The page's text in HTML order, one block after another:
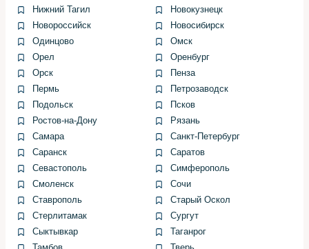
переходим к работе. Экономить на подборе цвета
нельзя: маленький нюанс виден сразу на солнце и при
искусственном свете.
Далее следует этап подготовки: обезжиривание,
нанесение адгезионного праймера, многослойная
грунтовка и шлифование между слоями. Базовый слой
наносится в несколько проходов с контролем толщины,
а прозрачный лак даёт глубину и защиту. После
полного отверждения поверхности проводится
полировка и проверка на предмет переходов и пятен.
Особенности лакокрасочных
материалов для Zeekr 001
Нижний Тагил
Новокузнецк
Новороссийск
Новосибирск
Одинцово
Омск
Орел
Оренбург
Орск
Пенза
Пермь
Петрозаводск
Подольск
Псков
Ростов-на-Дону
Рязань
Самара
Санкт-Петербург
Саранск
Саратов
Севастополь
Симферополь
Смоленск
Сочи
Ставрополь
Старый Оскол
Стерлитамак
Сургут
Сыктывкар
Таганрог